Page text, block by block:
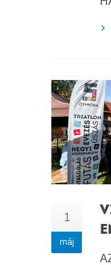
1
máj